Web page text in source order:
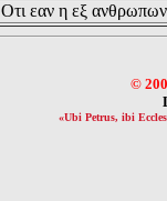
Οτι εαν η εξ ανθρωπων
©
«Ubi Petrus, ibi